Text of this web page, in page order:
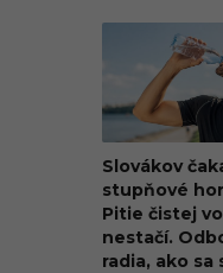
Slovákov
stupňové
Pitie čistej
nestačí.
radia, ako sa